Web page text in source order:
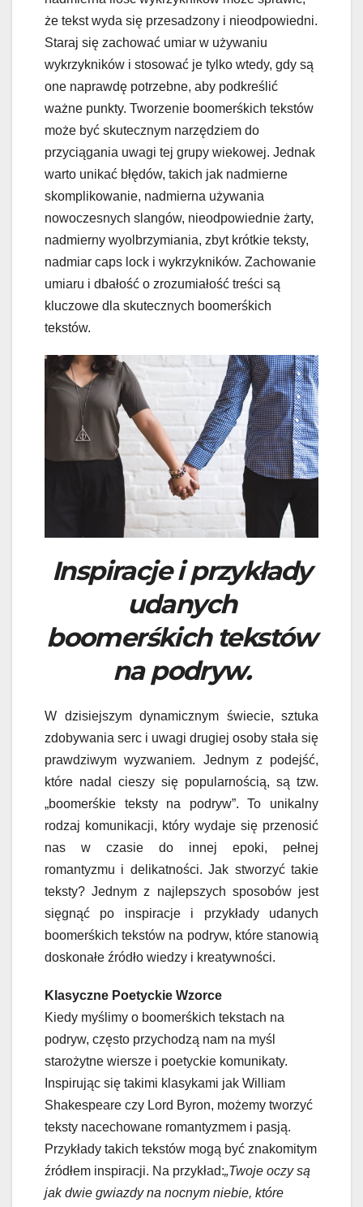
że tekst wyda się przesadzony i nieodpowiedni.
Staraj się zachować umiar w używaniu
wykrzykników i stosować je tylko wtedy, gdy są
one naprawdę potrzebne, aby podkreślić
ważne punkty. Tworzenie boomerśkich tekstów
może być skutecznym narzędziem do
przyciągania uwagi tej grupy wiekowej. Jednak
warto unikać błędów, takich jak nadmierne
skomplikowanie, nadmierna używania
nowoczesnych slangów, nieodpowiednie żarty,
nadmierny wyolbrzymiania, zbyt krótkie teksty,
nadmiar caps lock i wykrzykników. Zachowanie
umiaru i dbałość o zrozumiałość treści są
kluczowe dla skutecznych boomerśkich
tekstów.
Inspiracje i przykłady
udanych
boomerśkich tekstów
na podryw.
W dzisiejszym dynamicznym świecie, sztuka
zdobywania serc i uwagi drugiej osoby stała się
prawdziwym wyzwaniem. Jednym z podejść,
które nadal cieszy się popularnością, są tzw.
„boomerśkie teksty na podryw”. To unikalny
rodzaj komunikacji, który wydaje się przenosić
nas w czasie do innej epoki, pełnej
romantyzmu i delikatności. Jak stworzyć takie
teksty? Jednym z najlepszych sposobów jest
sięgnąć po inspiracje i przykłady udanych
boomerśkich tekstów na podryw, które stanowią
doskonałe źródło wiedzy i kreatywności.
Klasyczne Poetyckie Wzorce
Kiedy myślimy o boomerśkich tekstach na
podryw, często przychodzą nam na myśl
starożytne wiersze i poetyckie komunikaty.
Inspirując się takimi klasykami jak William
Shakespeare czy Lord Byron, możemy tworzyć
teksty nacechowane romantyzmem i pasją.
Przykłady takich tekstów mogą być znakomitym
źródłem inspiracji. Na przykład:„Twoje oczy są
jak dwie gwiazdy na nocnym niebie, które